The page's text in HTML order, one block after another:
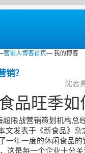
营销人博客首页— 我的博客
销？
沈志
品旺季如
超限战营销策划机构总
文发表于《新食品》杂
一年一度的休闲食品
这是每一个企业十分